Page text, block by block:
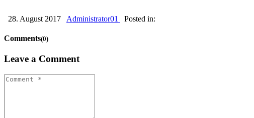
28. August 2017 Administrator01 Posted in:
Comments(0)
Leave a Comment